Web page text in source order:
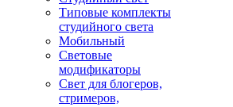
Типовые комплекты
студийного света
Мобильный
Световые
модификаторы
Свет для блогеров,
стримеров,